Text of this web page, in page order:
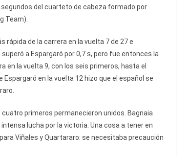
segundos del cuarteto de cabeza formado por
Team).
rápida de la carrera en la vuelta 7 de 27 e
a Espargaró por 0,7 s, pero fue entonces la
en la vuelta 9, con los seis primeros, hasta el
en la vuelta 12 hizo que el español se
primeros permanecieron unidos. Bagnaia
lucha por la victoria. Una cosa a tener en
Viñales y Quartararo: se necesitaba precaución